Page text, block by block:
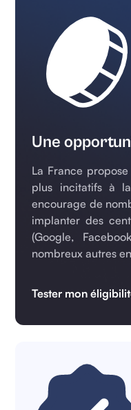
Une
La France
plus incitatifs à
encourage de
implanter des
(Google,
nombreux autres
Tester mon